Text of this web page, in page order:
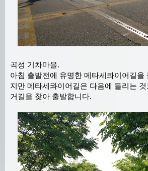
곡성 기차마을.
아침 출발전에 유명한 메타세콰이어길을
지만 메타세콰이어길은 다음에 들리는
거길을 찾아 출발합니다.